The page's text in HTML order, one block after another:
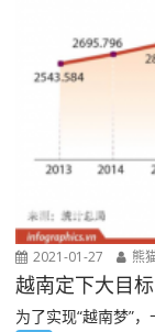
2021-01-27 熊
越南定下大目
为了实现“越南梦”